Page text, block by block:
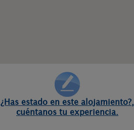
¿Has estado en este alojamiento?,
cuéntanos tu experiencia.